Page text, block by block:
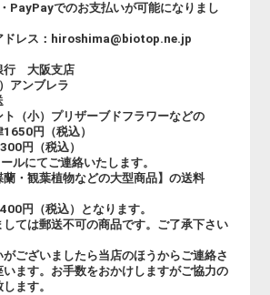
PayPayでのお支払いが可能になりまし
ドレス：hiroshima@biotop.ne.jp
行 大阪支店
アンブレラ
（小）プリザーブドフラワーなどの
円（税込）
円（税込）
ルにてご連絡いたします。
・観葉植物などの大型商品】の送料
円（税込）となります。
ては郵送不可の商品です。ご了承下さい
ございましたら当店のほうからご連絡さ
ます。お手数をおかけしますがご協力の
ます。